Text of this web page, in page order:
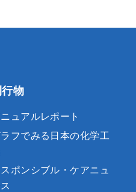
物
ュアルレポート
フでみる日本の化学工
スポンシブル・ケアニュ